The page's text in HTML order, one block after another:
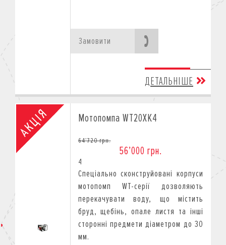
Замовити
ДЕТАЛЬНІШЕ
Мотопомпа WT20XK4
64’720 грн.
56’000 грн.
4
Спеціально сконструйовані корпуси
мотопомп WT-серії дозволяють
перекачувати воду, що містить
бруд, щебінь, опале листя та інші
сторонні предмети діаметром до 30
мм.